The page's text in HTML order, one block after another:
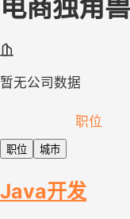
电商独角
暂无公司数据
职位
职位 城市
Java开发